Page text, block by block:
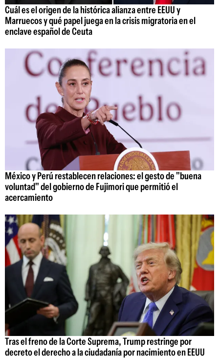
Cuál es el origen de la histórica alianza entre EEUU y
Marruecos y qué papel juega en la crisis migratoria en el
enclave español de Ceuta
México y Perú restablecen relaciones: el gesto de "buena
voluntad" del gobierno de Fujimori que permitió el
acercamiento
Tras el freno de la Corte Suprema, Trump restringe por
decreto el derecho a la ciudadanía por nacimiento en EEUU